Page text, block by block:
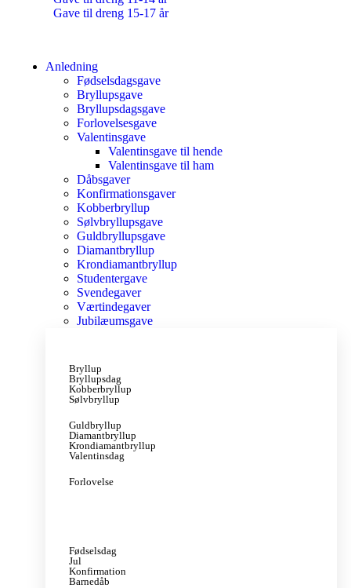
Gave til dreng 15-17 år
Anledning
Fødselsdagsgave
Bryllupsgave
Bryllupsdagsgave
Forlovelsesgave
Valentinsgave
Valentinsgave til hende
Valentinsgave til ham
Dåbsgaver
Konfirmationsgaver
Kobberbryllup
Sølvbryllupsgave
Guldbryllupsgave
Diamantbryllup
Krondiamantbryllup
Studentergave
Svendegaver
Værtindegaver
Jubilæumsgave
Bryllup
Bryllupsdag
Kobberbryllup
Sølvbryllup
Guldbryllup
Diamantbryllup
Krondiamantbryllup
Valentinsdag
Forlovelse
Fødselsdag
Jul
Konfirmation
Barnedåb